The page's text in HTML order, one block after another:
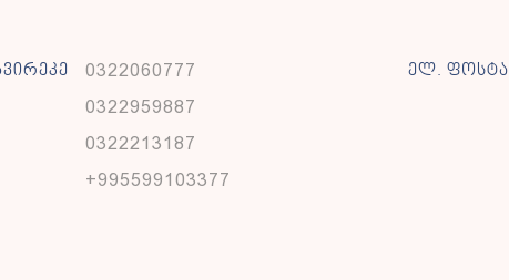
0322060777
0322959887
0322213187
+995599103377
ელ. ფოსტა